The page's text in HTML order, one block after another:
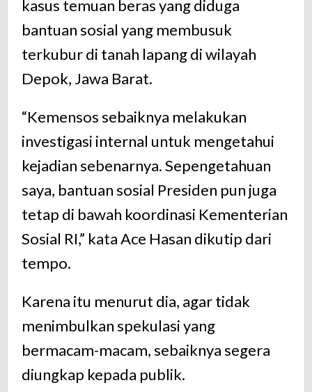
kasus temuan beras yang diduga
bantuan sosial yang membusuk
terkubur di tanah lapang di wilayah
Depok, Jawa Barat.
“Kemensos sebaiknya melakukan
investigasi internal untuk mengetahui
kejadian sebenarnya. Sepengetahuan
saya, bantuan sosial Presiden pun juga
tetap di bawah koordinasi Kementerian
Sosial RI,” kata Ace Hasan dikutip dari
tempo.
Karena itu menurut dia, agar tidak
menimbulkan spekulasi yang
bermacam-macam, sebaiknya segera
diungkap kepada publik.